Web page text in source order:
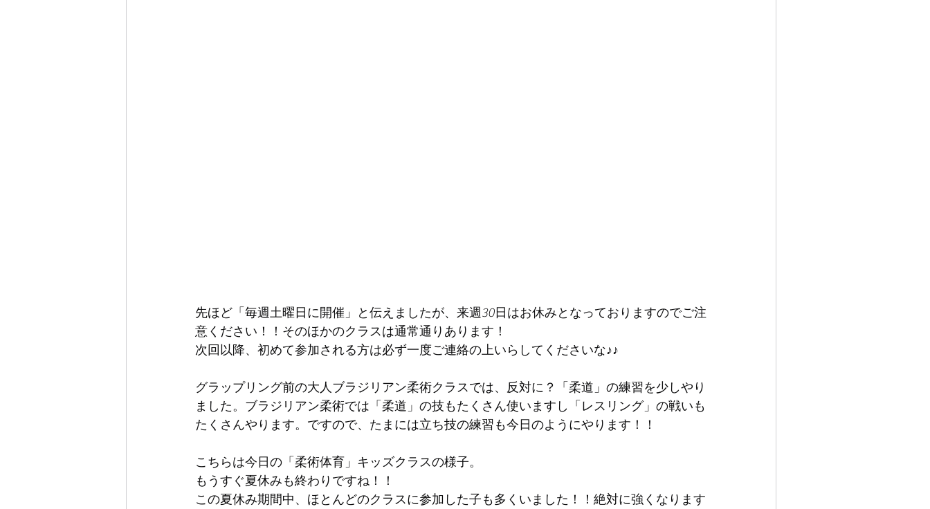
先ほど「毎週土曜日に開催」と伝えましたが、来週30日はお休みとなっておりますのでご注
意ください！！そのほかのクラスは通常通りあります！
次回以降、初めて参加される方は必ず一度ご連絡の上いらしてくださいな♪♪
グラップリング前の大人ブラジリアン柔術クラスでは、反対に？「柔道」の練習を少しやり
ました。ブラジリアン柔術では「柔道」の技もたくさん使いますし「レスリング」の戦いも
たくさんやります。ですので、たまには立ち技の練習も今日のようにやります！！
こちらは今日の「柔術体育」キッズクラスの様子。
もうすぐ夏休みも終わりですね！！
この夏休み期間中、ほとんどのクラスに参加した子も多くいました！！絶対に強くなります